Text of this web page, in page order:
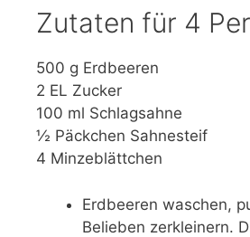
Zutaten für 4
500 g Erdbeeren
2 EL Zucker
100 ml Schlagsahne
½ Päckchen Sahnesteif
4 Minzeblättchen
Erdbeeren waschen,
Belieben zerkleinern.